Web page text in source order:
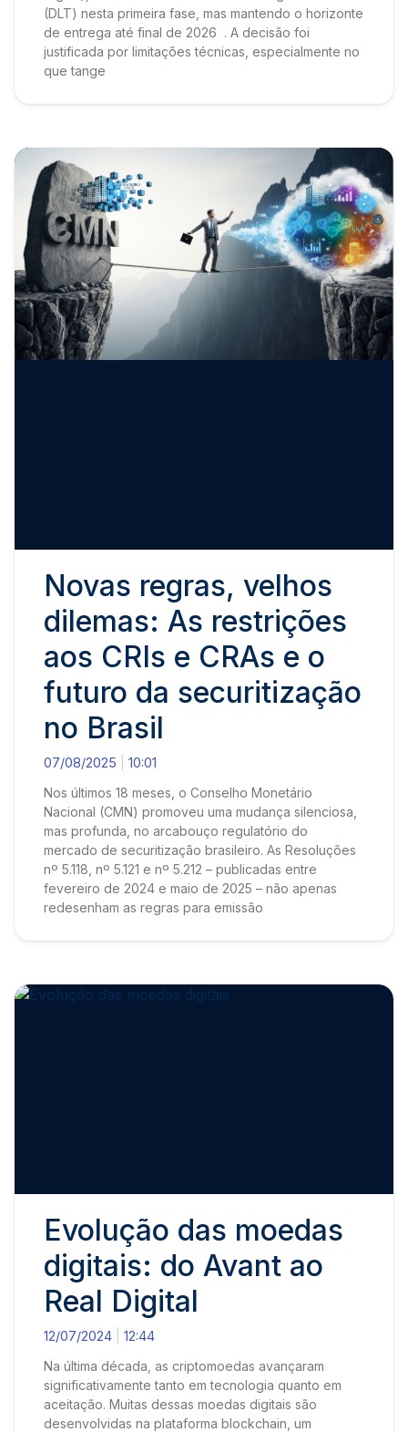
(DLT) nesta primeira fase, mas mantendo o horizonte
de entrega até final de 2026 . A decisão foi
justificada por limitações técnicas, especialmente no
que tange
Novas regras, velhos
dilemas: As restrições
aos CRIs e CRAs e o
futuro da securitização
no Brasil
07/08/2025
10:01
Nos últimos 18 meses, o Conselho Monetário
Nacional (CMN) promoveu uma mudança silenciosa,
mas profunda, no arcabouço regulatório do
mercado de securitização brasileiro. As Resoluções
nº 5.118, nº 5.121 e nº 5.212 – publicadas entre
fevereiro de 2024 e maio de 2025 – não apenas
redesenham as regras para emissão
Evolução das moedas
digitais: do Avant ao
Real Digital
12/07/2024
12:44
Na última década, as criptomoedas avançaram
significativamente tanto em tecnologia quanto em
aceitação. Muitas dessas moedas digitais são
desenvolvidas na plataforma blockchain, um